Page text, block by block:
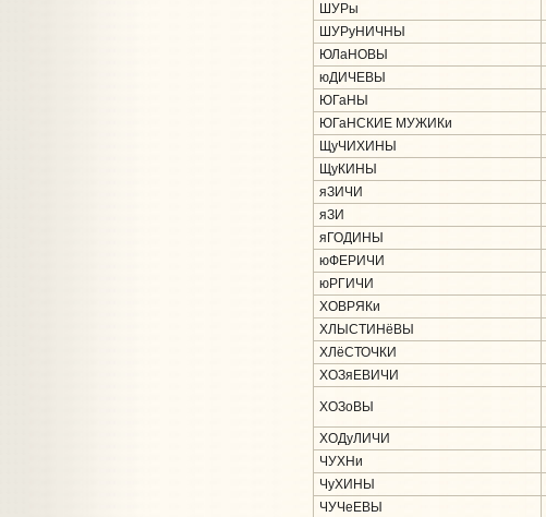
ШУРы
ШУРуНИЧНЫ
ЮЛаНОВЫ
юДИЧЕВЫ
ЮГаНЫ
ЮГаНСКИЕ МУЖИКи
ЩуЧИХИНЫ
ЩуКИНЫ
яЗИЧИ
яЗИ
яГОДИНЫ
юФЕРИЧИ
юРГИЧИ
ХОВРЯКи
ХЛЫСТИНёВЫ
ХЛёСТОЧКИ
ХОЗяЕВИЧИ
ХОЗоВЫ
ХОДуЛИЧИ
ЧУХНи
ЧуХИНЫ
ЧУЧеЕВЫ